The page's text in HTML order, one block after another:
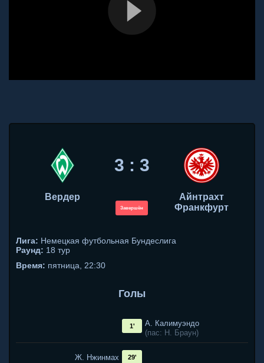
Вердер
3 : 3
Завершён
Айнтрахт
Франкфурт
Лига: Немецкая футбольная Бундеслига
Раунд: 18 тур
Время: пятница, 22:30
Голы
А. Калимуэндо
(пас: Н. Браун)
1'
Ж. Нжинмах
29'